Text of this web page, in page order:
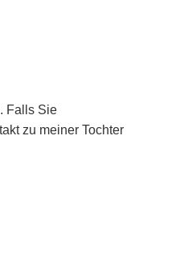
Falls Sie
zu meiner Tochter